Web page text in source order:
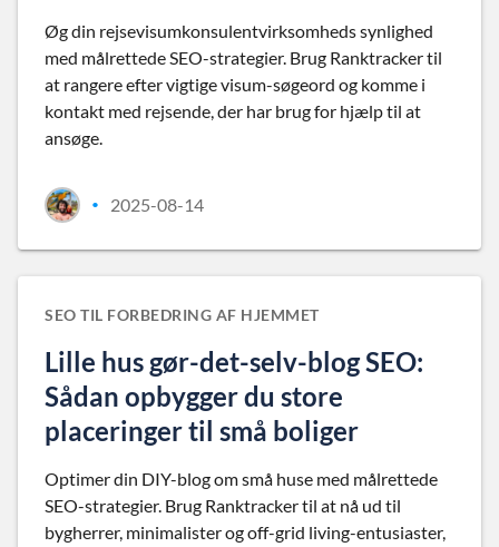
Øg din rejsevisumkonsulentvirksomheds synlighed
med målrettede SEO-strategier. Brug Ranktracker til
at rangere efter vigtige visum-søgeord og komme i
kontakt med rejsende, der har brug for hjælp til at
ansøge.
• 2025-08-14
SEO TIL FORBEDRING AF HJEMMET
Lille hus gør-det-selv-blog SEO:
Sådan opbygger du store
placeringer til små boliger
Optimer din DIY-blog om små huse med målrettede
SEO-strategier. Brug Ranktracker til at nå ud til
bygherrer, minimalister og off-grid living-entusiaster,